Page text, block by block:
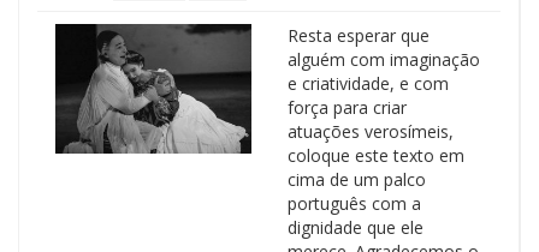
Resta esperar que
alguém com imaginação
e criatividade, e com
força para criar
atuações verosímeis,
coloque este texto em
cima de um palco
português com a
dignidade que ele